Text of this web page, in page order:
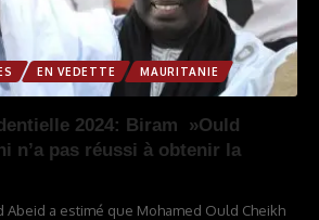
EN VEDETTE
MAURITANIE
2024: Biram »Ould
n’a pas réussi à obtenir la
Abeid a estimé que Mohamed Ould Cheikh